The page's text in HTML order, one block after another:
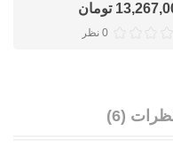
تومان
0 نظر
(6)